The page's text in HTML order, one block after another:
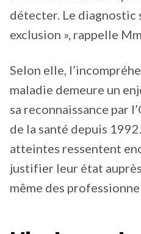
détecter. Le diagnostic
exclusion », rappelle
Selon elle,
maladie demeure un
sa reconnaissance par
de la santé depuis
atteintes ressentent
justifier leur état
même des